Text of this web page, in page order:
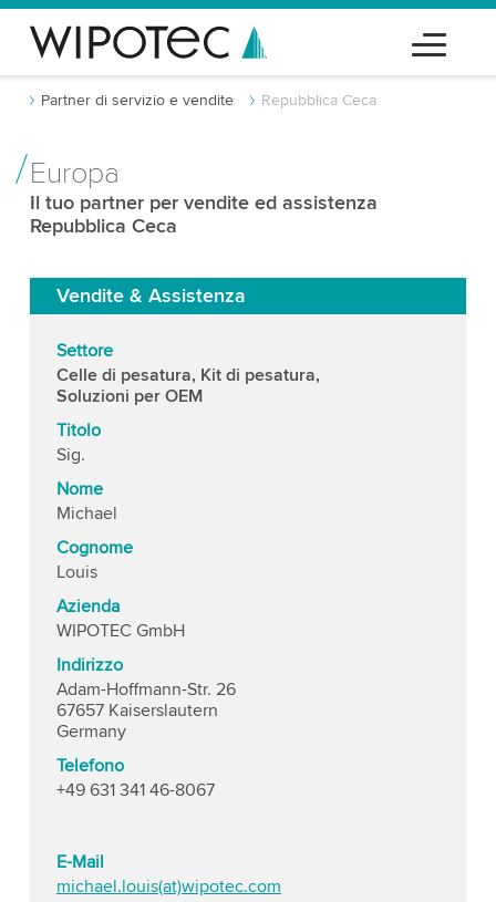
Partner di servizio e vendite Repubblica Ceca
Europa
Il tuo partner per vendite ed assistenza
Repubblica Ceca
Vendite & Assistenza
Settore
Celle di pesatura, Kit di pesatura,
Soluzioni per OEM
Titolo
Sig.
Nome
Michael
Cognome
Louis
Azienda
WIPOTEC GmbH
Indirizzo
Adam-Hoffmann-Str. 26
67657 Kaiserslautern
Germany
Telefono
+49 631 341 46-8067
E-Mail
michael.louis(at)wipotec.com